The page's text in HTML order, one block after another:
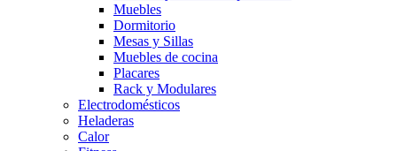
Muebles
Dormitorio
Mesas y Sillas
Muebles de cocina
Placares
Rack y Modulares
Electrodomésticos
Heladeras
Calor